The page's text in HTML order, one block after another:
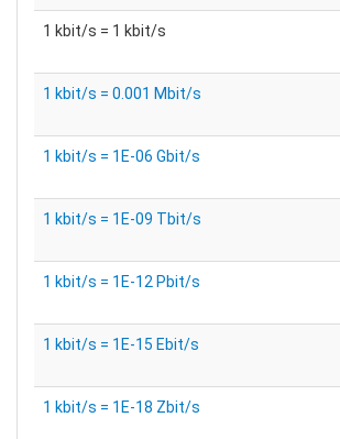
1 kbit/s = 1 kbit/s
1 kbit/s = 0.001 Mbit/s
1 kbit/s = 1E-06 Gbit/s
1 kbit/s = 1E-09 Tbit/s
1 kbit/s = 1E-12 Pbit/s
1 kbit/s = 1E-15 Ebit/s
1 kbit/s = 1E-18 Zbit/s